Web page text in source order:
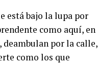
está bajo la lupa por
como aquí, en
deambulan por la calle,
como los que